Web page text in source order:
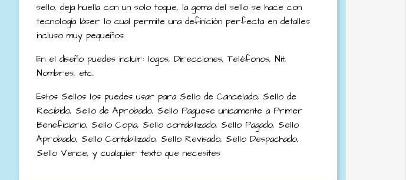
sello, deja huella con un solo toque, la goma del sello se hace con
tecnología láser lo cual permite una definición perfecta en detalles
incluso muy pequeños.
En el diseño puedes incluir: logos, Direcciones, Teléfonos, Nit,
Nombres, etc.
Estos Sellos los puedes usar para Sello de Cancelado, Sello de
Recibido, Sello de Aprobado, Sello Paguese unicamente a Primer
Beneficiario, Sello Copia, Sello contabilizado, Sello Pagado, Sello
Aprobado, Sello Contabilizado, Sello Revisado, Sello Despachado,
Sello Vence, y cualquier texto que necesites